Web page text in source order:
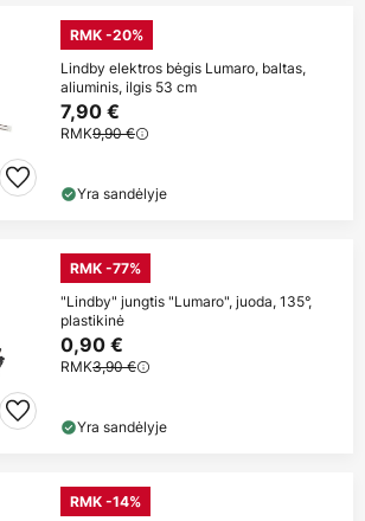
RMK -20%
Lindby elektros bėgis Lumaro, baltas,
aliuminis, ilgis 53 cm
7,90 €
RMK9,90 €
Yra sandėlyje
RMK -77%
"Lindby" jungtis "Lumaro", juoda, 135°,
plastikinė
0,90 €
RMK3,90 €
Yra sandėlyje
RMK -14%